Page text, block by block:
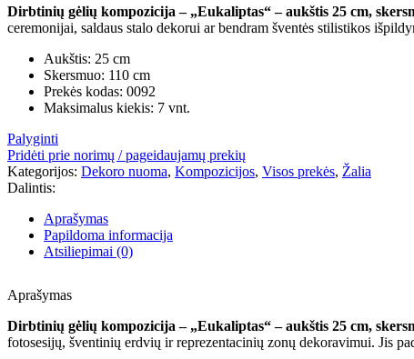
Dirbtinių gėlių kompozicija – „Eukaliptas“ – aukštis 25 cm,
ceremonijai, saldaus stalo dekorui ar bendram šventės stilistikos
Aukštis: 25 cm
Skersmuo: 110 cm
Prekės kodas: 0092
Maksimalus kiekis: 7 vnt.
Palyginti
Pridėti prie norimų / pageidaujamų prekių
Kategorijos: Dekoro nuoma, Kompozicijos, Visos prekės, Žalia
Dalintis:
Aprašymas
Papildoma informacija
Atsiliepimai (0)
Aprašymas
Dirbtinių gėlių kompozicija – „Eukaliptas“ – aukštis 25 cm,
fotosesijų, šventinių erdvių ir reprezentacinių zonų dekoravimui. Jis